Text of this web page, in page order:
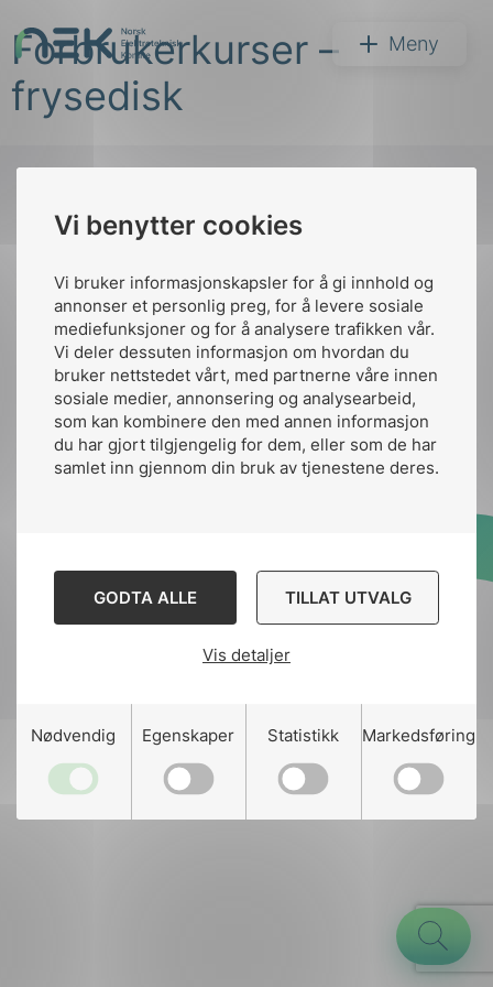
Vi benytter cookies
Vi bruker informasjonskapsler for å gi innhold og
annonser et personlig preg, for å levere sosiale
mediefunksjoner og for å analysere trafikken vår.
Vi deler dessuten informasjon om hvordan du
bruker nettstedet vårt, med partnerne våre innen
sosiale medier, annonsering og analysearbeid,
som kan kombinere den med annen informasjon
du har gjort tilgjengelig for dem, eller som de har
samlet inn gjennom din bruk av tjenestene deres.
GODTA ALLE TILLAT UTVALG
Vis detaljer
Nødvendig Egenskaper Statistikk Markedsføring
til
innhold
NEK Meny
Søk
Forbrukerkurser –
frysedisk
Kontakt oss
Ansatte
nek@nek.no
Kontakt
Bruk av Cookies
Designed and developed
Stem Agency
toppen